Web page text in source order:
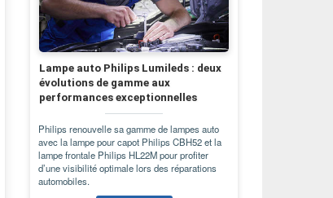
Lampe auto Philips Lumileds : deux
évolutions de gamme aux
performances exceptionnelles
Philips renouvelle sa gamme de lampes auto
avec la lampe pour capot Philips CBH52 et la
lampe frontale Philips HL22M pour profiter
d’une visibilité optimale lors des réparations
automobiles.